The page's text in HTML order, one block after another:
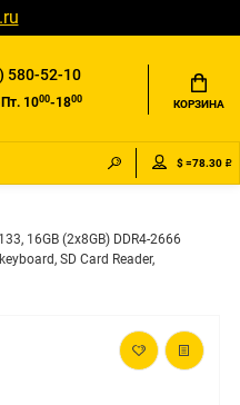
580-52-10
1000-1800 КОРЗИНА
$ =78.30 ₽
16GB (2x8GB) DDR4-2666
SD Card Reader,